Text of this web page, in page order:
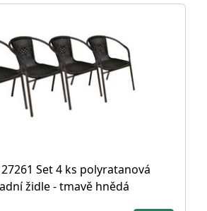
Set 4 ks polyratanová
židle - tmavě hnědá